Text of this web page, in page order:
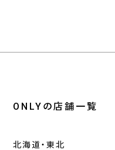
ONLYの店舗一覧
北海道・東北